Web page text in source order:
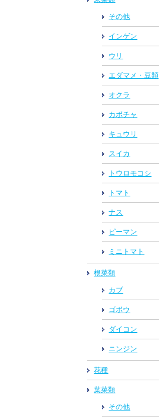
その他
インゲン
ウリ
エダマメ・豆類
オクラ
カボチャ
キュウリ
スイカ
トウロモコシ
トマト
ナス
ピーマン
ミニトマト
根菜類
カブ
ゴボウ
ダイコン
ニンジン
花種
葉菜類
その他